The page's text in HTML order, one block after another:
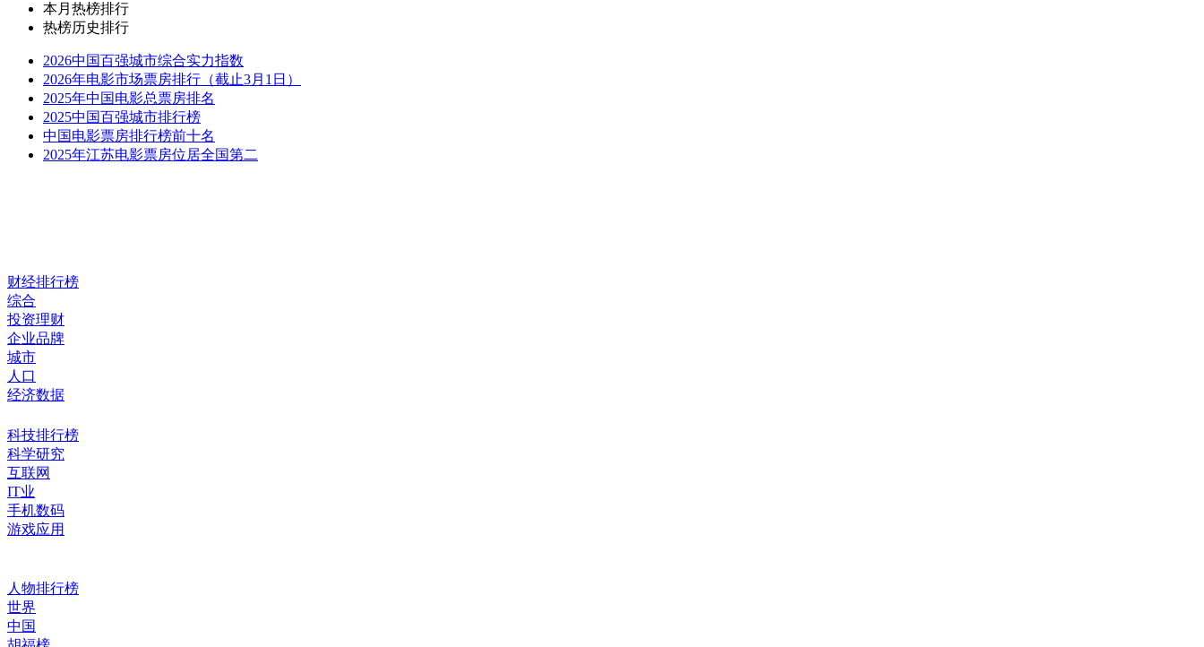
本月热榜排行
热榜历史排行
2026中国百强城市综合实力指数
2026年电影市场票房排行（截止3月1日）
2025年中国电影总票房排名
2025中国百强城市排行榜
中国电影票房排行榜前十名
2025年江苏电影票房位居全国第二
财经排行榜
综合
投资理财
企业品牌
城市
人口
经济数据
科技排行榜
科学研究
互联网
IT业
手机数码
游戏应用
人物排行榜
世界
中国